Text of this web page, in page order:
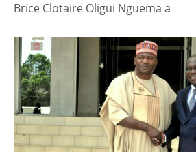
Brice Clotaire Oligui Nguema a